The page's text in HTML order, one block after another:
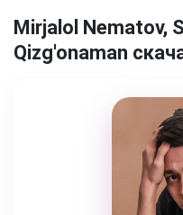
Mirjalol Nematov,
Qizg'onaman